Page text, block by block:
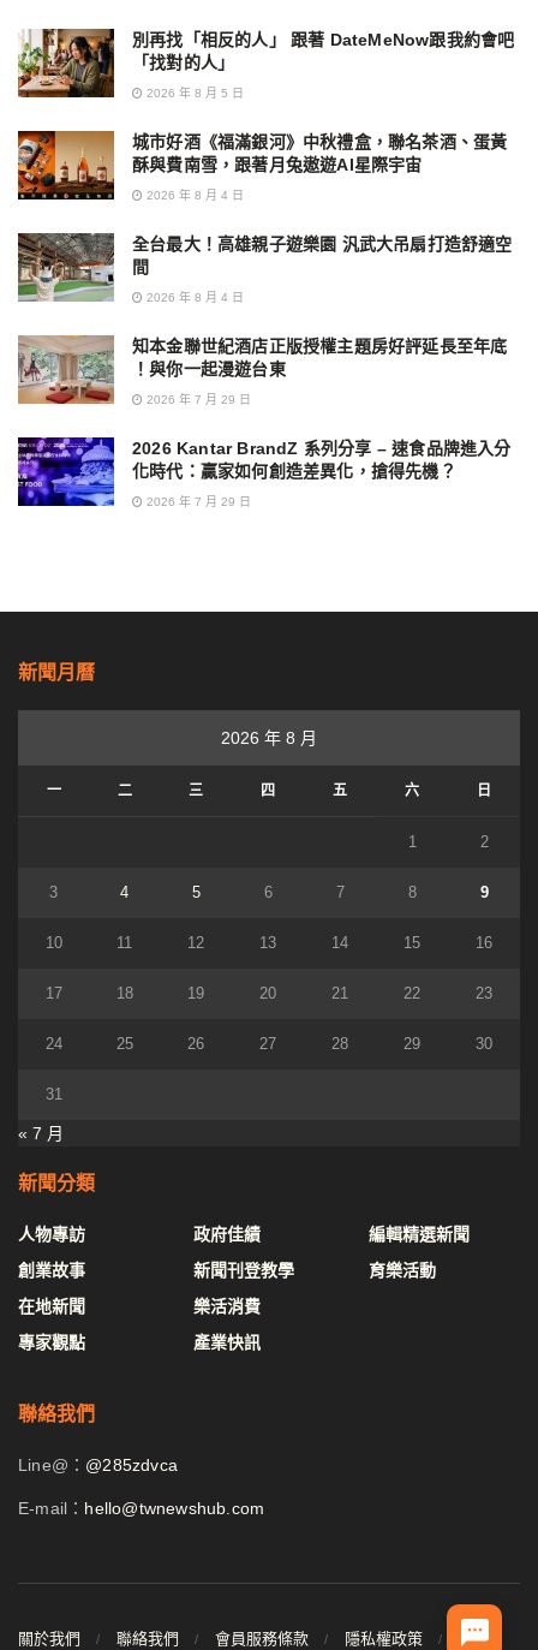
別再找「相反的人」 跟著 DateMeNow跟我約會吧
「找對的人」
2026 年 8 月 5 日
城市好酒《福滿銀河》中秋禮盒，聯名茶酒、蛋黃
酥與費南雪，跟著月兔遨遊AI星際宇宙
2026 年 8 月 4 日
全台最大！高雄親子遊樂園 汎武大吊扇打造舒適空
間
2026 年 8 月 4 日
知本金聯世紀酒店正版授權主題房好評延長至年底
！與你一起漫遊台東
2026 年 7 月 29 日
2026 Kantar BrandZ 系列分享 – 速食品牌進入分
化時代：贏家如何創造差異化，搶得先機？
2026 年 7 月 29 日
新聞月曆
2026 年 8 月
一 二 三 四 五 六 日
1 2
3 4 5 6 7 8 9
10 11 12 13 14 15 16
17 18 19 20 21 22 23
24 25 26 27 28 29 30
31
« 7 月
新聞分類
人物專訪
創業故事
在地新聞
專家觀點
政府佳績
新聞刊登教學
樂活消費
產業快訊
編輯精選新聞
育樂活動
聯絡我們
Line@： @285zdvca
E-mail： hello@twnewshub.com
關於我們 聯絡我們 會員服務條款 隱私權政策